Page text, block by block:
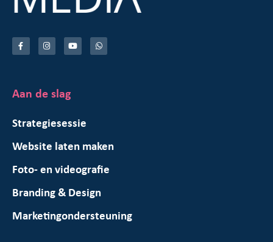
Aan de slag
Strategiesessie
Website laten maken
Foto- en videografie
Branding & Design
Marketingondersteuning